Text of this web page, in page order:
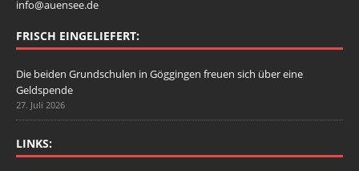
info@auensee.de
FRISCH EINGELIEFERT:
Die beiden Grundschulen in Göggingen freuen sich über eine
Geldspende
27. Juli 2026
LINKS: